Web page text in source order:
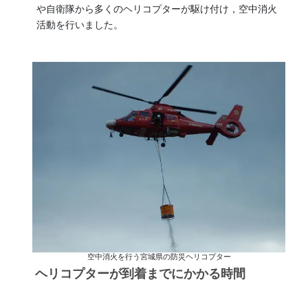
や自衛隊から多くのヘリコプターが駆け付け，空中消火
活動を行いました。
空中消火を行う宮城県の防災ヘリコプター
ヘリコプターが到着までにかかる時間